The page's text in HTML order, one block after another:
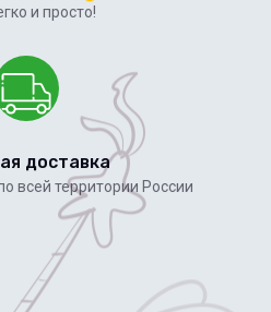
и просто!
доставка
всей территории России